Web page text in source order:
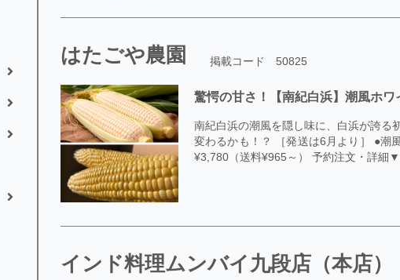
はたごや農園 掲載コード 50825
驚愕の甘さ！【南紀白浜】潮風ホワ
南紀白浜の潮風を隠し味に、白浜が誇る
変わるかも！？ ［発送は6月より］ ●潮
¥3,780（送料¥965～） 予約注文・詳細
インド料理ムンバイ九段店（本店）